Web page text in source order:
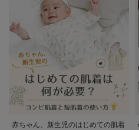
赤ちゃん、新生児のはじめての肌着